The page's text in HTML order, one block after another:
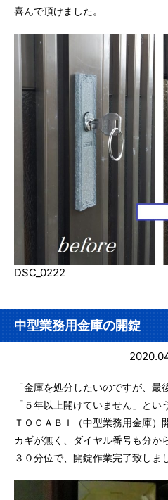
喜んで頂けました。
DSC_0222
中型業務用金庫の開錠
「金庫を処分したいのですが、最
「５年以上開けていません」とい
ＴＯＣＡＢＩ（中型業務用金庫）
カギが無く、ダイヤル番号も分か
３０分位で、開錠作業完了致しま